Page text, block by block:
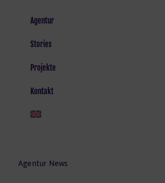
Agentur
Stories
Projekte
Kontakt
Agentur News